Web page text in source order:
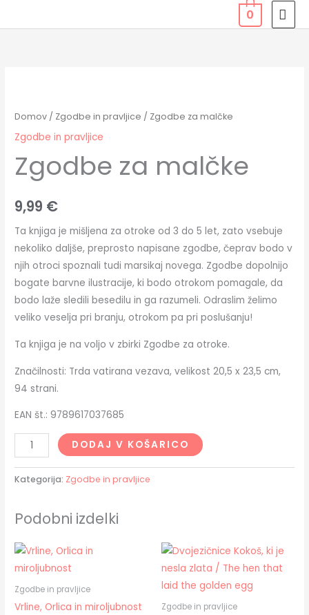
to
0
Domov / Zgodbe in pravljice / Zgodbe za malčke
Zgodbe in pravljice
Zgodbe za malčke
9,99 €
Ta knjiga je mišljena za otroke od 3 do 5 let, zato vsebuje
nekoliko daljše, preprosto napisane zgodbe, čeprav bodo v
njih otroci spoznali tudi marsikaj novega. Zgodbe dopolnijo
bogate barvne ilustracije, ki bodo otrokom pomagale, da
bodo laže sledili besedilu in ga razumeli. Odraslim želimo
veliko veselja pri branju, otrokom pa pri poslušanju!
Ta knjiga je na voljo v zbirki Zgodbe za otroke.
Značilnosti: Trda vatirana vezava, velikost 20,5 x 23,5 cm,
94 strani.
EAN št.: 9789617037685
malčke
količina
DODAJ V KOŠARICO
Kategorija: Zgodbe in pravljice
Podobni izdelki
Zgodbe in pravljice
Vrline, Orlica in miroljubnost Zgodbe in pravljice